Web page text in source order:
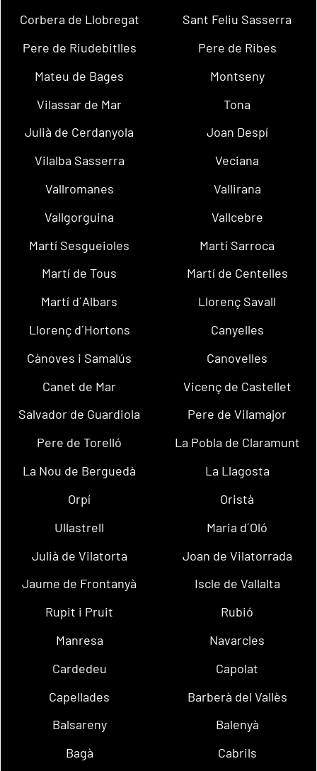
Corbera de Llobregat
Sant Feliu Sasserra
Pere de Riudebitlles
Pere de Ribes
Mateu de Bages
Montseny
Vilassar de Mar
Tona
Julià de Cerdanyola
Joan Despí
Vilalba Sasserra
Veciana
Vallromanes
Vallirana
Vallgorguina
Vallcebre
Martí Sesgueioles
Martí Sarroca
Martí de Tous
Martí de Centelles
Martí d´Albars
Llorenç Savall
Llorenç d´Hortons
Canyelles
Cànoves i Samalús
Canovelles
Canet de Mar
Vicenç de Castellet
Salvador de Guardiola
Pere de Vilamajor
Pere de Torelló
La Pobla de Claramunt
La Nou de Berguedà
La Llagosta
Orpí
Oristà
Ullastrell
Maria d´Oló
Julià de Vilatorta
Joan de Vilatorrada
Jaume de Frontanyà
Iscle de Vallalta
Rupit i Pruit
Rubió
Manresa
Navarcles
Cardedeu
Capolat
Capellades
Barberà del Vallès
Balsareny
Balenyà
Bagà
Cabrils